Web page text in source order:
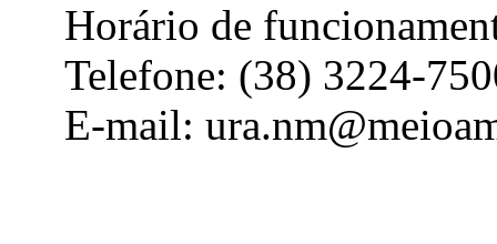
Horário de
Telefone: (38) 3224-
E-mail: